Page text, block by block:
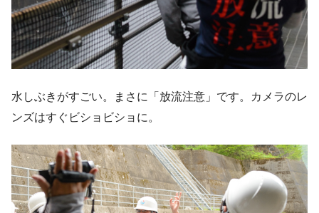
水しぶきがすごい。まさに「放流注意」です。カメラのレ
ンズはすぐビショビショに。